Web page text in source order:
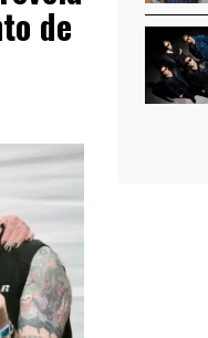
de